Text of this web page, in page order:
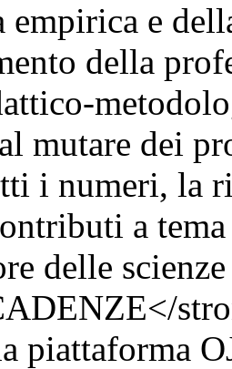
empirica e
della
mutare dei
i numeri, la
a
delle
piattaforma